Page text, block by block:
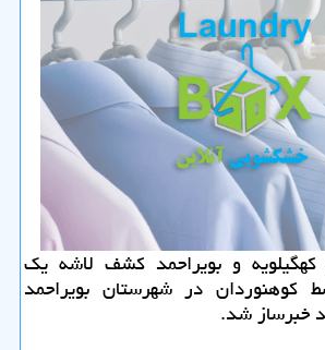
و بویراحمد كشف لاشه یك
كوهنوردان در شهرستان بویراحمد
خبرساز شد.